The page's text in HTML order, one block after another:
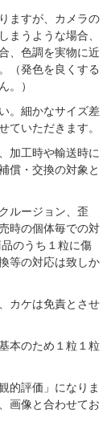
ますが、カメラの
まうような場合、
、色調を実物に近
（発色を良くする
。）
。細かなサイズ差
ていただきます。
加工時や輸送時に
償・交換の対象と
ルージョン、歪
時の個体毎での対
のうち１粒に傷
等の対応は致しか
カケは免責とさせ
本のため１粒１粒
的評価」になりま
画像と合わせてお